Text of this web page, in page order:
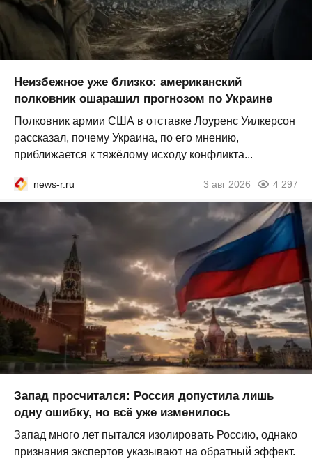
Неизбежное уже близко: американский
полковник ошарашил прогнозом по Украине
Полковник армии США в отставке Лоуренс Уилкерсон
рассказал, почему Украина, по его мнению,
приближается к тяжёлому исходу конфликта...
news-r.ru 3 авг 2026 4 297
Запад просчитался: Россия допустила лишь
одну ошибку, но всё уже изменилось
Запад много лет пытался изолировать Россию, однако
признания экспертов указывают на обратный эффект.